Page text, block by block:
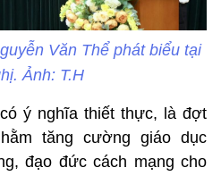
Văn Thể phát biểu tại
Ảnh: T.H
ý nghĩa thiết thực, là đợt
tăng cường giáo dục
đạo đức cách mạng cho